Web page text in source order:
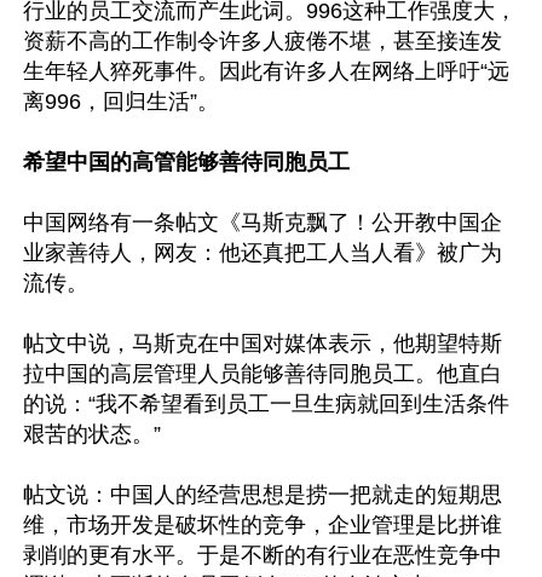
行业的员工交流而产生此词。996这种工作强度大，
资薪不高的工作制令许多人疲倦不堪，甚至接连发
生年轻人猝死事件。因此有许多人在网络上呼吁“远
离996，回归生活”。
希望中国的高管能够善待同胞员工
中国网络有一条帖文《马斯克飘了！公开教中国企
业家善待人，网友：他还真把工人当人看》被广为
流传。
帖文中说，马斯克在中国对媒体表示，他期望特斯
拉中国的高层管理人员能够善待同胞员工。他直白
的说：“我不希望看到员工一旦生病就回到生活条件
艰苦的状态。”
帖文说：中国人的经营思想是捞一把就走的短期思
维，市场开发是破坏性的竞争，企业管理是比拼谁
剥削的更有水平。于是不断的有行业在恶性竞争中